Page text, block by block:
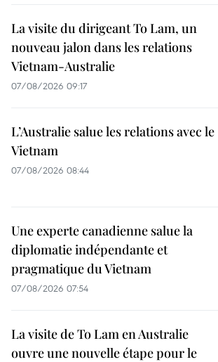
La visite du dirigeant To Lam, un
nouveau jalon dans les relations
Vietnam-Australie
07/08/2026 09:17
L’Australie salue les relations avec le
Vietnam
07/08/2026 08:44
Une experte canadienne salue la
diplomatie indépendante et
pragmatique du Vietnam
07/08/2026 07:54
La visite de To Lam en Australie
ouvre une nouvelle étape pour le